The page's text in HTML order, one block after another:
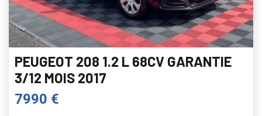
PEUGEOT 208 1.2 L 68CV GARANTIE
3/12 MOIS 2017
7990 €